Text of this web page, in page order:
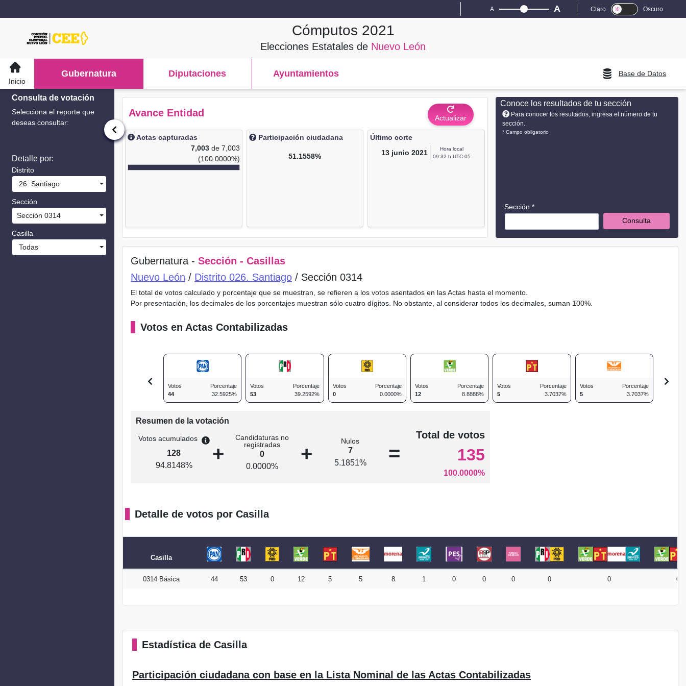
A A Claro Oscuro
Cómputos 2021
Elecciones Estatales de Nuevo León
Inicio
Gubernatura Diputaciones Ayuntamientos Base de Datos
Consulta de votación
Selecciona el reporte que
deseas consultar:
Detalle por:
Distrito
26. Santiago
Sección
Sección 0314
Casilla
Todas
Avance Entidad Actualizar
Actas capturadas
7,003 de 7,003
(100.0000%)
Participación ciudadana
51.1558%
Último corte
13 junio 2021
Hora local
09:32 h UTC-05
Conoce los resultados de tu sección
Para conocer los resultados, ingresa el número de tu
sección.
* Campo obligatorio
Sección *
Consulta
Gubernatura - Sección - Casillas
Nuevo León / Distrito 026. Santiago / Sección 0314
El total de votos calculado y porcentaje que se muestran, se refieren a los votos asentados en las Actas hasta el momento.
Por presentación, los decimales de los porcentajes muestran sólo cuatro dígitos. No obstante, al considerar todos los decimales, suman 100%.
Votos en Actas Contabilizadas
Votos
44
Porcentaje
32.5925%
Votos
53
Porcentaje
39.2592%
Votos
0
Porcentaje
0.0000%
Votos
12
Porcentaje
8.8888%
Votos
5
Porcentaje
3.7037%
Votos
5
Porcentaje
3.7037%
Votos
Resumen de la votación
Votos acumulados
128
94.8148%
+
Candidaturas no
registradas
0
0.0000%
+
Nulos
7
5.1851%
=
Total de votos
135
100.0000%
Detalle de votos por Casilla
Casilla
0314 Básica 44 53 0 12 5 5 8 1 0 0 0 0 0 0
Estadística de Casilla
Participación ciudadana con base en la Lista Nominal de las Actas Contabilizadas